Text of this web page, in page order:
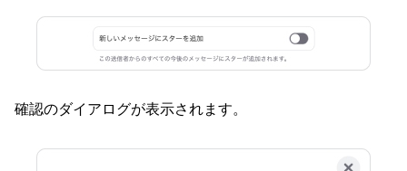
確認のダイアログが表示されます。